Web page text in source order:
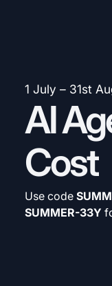
1 July – 31st
AI
Cost
Use code
SUMMER-33Y